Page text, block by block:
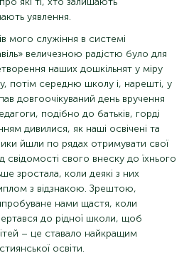
уявлення.
мого служіння в системі
величезною радістю було для
наших дошкільнят у міру
потім середню школу і, нарешті, у
довгоочікуваний день вручення
подібно до батьків, горді
дивилися, як наші освічені та
йшли по рядах отримувати свої
свідомості свого внеску до їхнього
зростала, коли деякі з них
з відзнакою. Зрештою,
нами щастя, коли
до рідної школи, щоб
– це ставало найкращим
освіти.